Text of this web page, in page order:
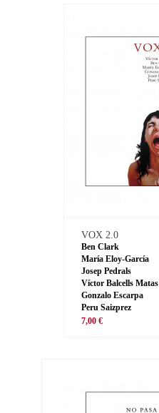
VOX 2.0
Ben Clark
María Eloy-García
Josep Pedrals
Víctor Balcells Matas
Gonzalo Escarpa
Peru Saizprez
7,00 €